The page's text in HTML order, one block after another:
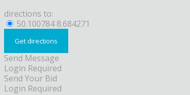
directions to:
50.100784 8.684271
Send Message
Login Required
Send Your Bid
Login Required